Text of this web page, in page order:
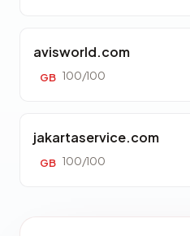
avisworld.com
GB 100/100
jakartaservice.com
GB 100/100